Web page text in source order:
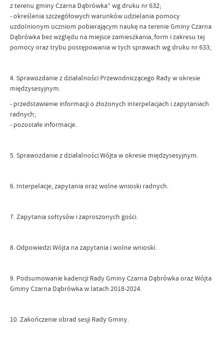
z terenu gminy Czarna Dąbrówka” wg druku nr 632;
- określenia szczegółowych warunków udzielania pomocy
uzdolnionym uczniom pobierającym naukę na terenie Gminy Czarna
Dąbrówka bez względu na miejsce zamieszkania, form i zakresu tej
pomocy oraz trybu postępowania w tych sprawach wg druku nr 633;
4. Sprawozdanie z działalności Przewodniczącego Rady w okresie
międzysesyjnym.
- przedstawienie informacji o złożonych interpelacjach i zapytaniach
radnych;
- pozostałe informacje.
5. Sprawozdanie z działalności Wójta w okresie międzysesyjnym.
6. Interpelacje, zapytania oraz wolne wnioski radnych.
7. Zapytania sołtysów i zaproszonych gości.
8. Odpowiedzi Wójta na zapytania i wolne wnioski.
9. Podsumowanie kadencji Rady Gminy Czarna Dąbrówka oraz Wójta
Gminy Czarna Dąbrówka w latach 2018-2024.
10. Zakończenie obrad sesji Rady Gminy.